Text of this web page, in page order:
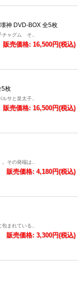
神 DVD-BOX 全5枚
チャグム そ..
販売価格: 16,500円(税込)
5枚
サと皇太子..
販売価格: 16,500円(税込)
その発端は..
販売価格: 4,180円(税込)
まれている..
販売価格: 3,300円(税込)